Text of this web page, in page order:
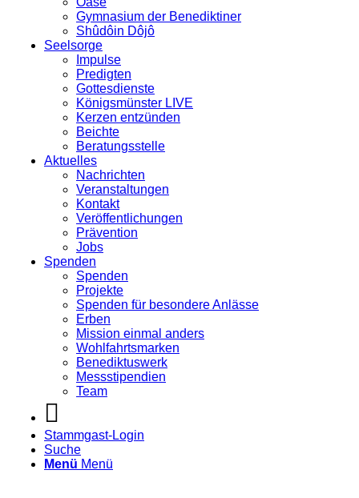
Gymnasium der Benediktiner
Shûdôin Dôjô
Seelsorge
Impulse
Predigten
Gottesdienste
Königsmünster LIVE
Kerzen entzünden
Beichte
Beratungsstelle
Aktuelles
Nachrichten
Veranstaltungen
Kontakt
Veröffentlichungen
Prävention
Jobs
Spenden
Spenden
Projekte
Spenden für besondere Anlässe
Erben
Mission einmal anders
Wohlfahrtsmarken
Benediktuswerk
Messstipendien
Team
Stammgast-Login
Suche
Menü Menü